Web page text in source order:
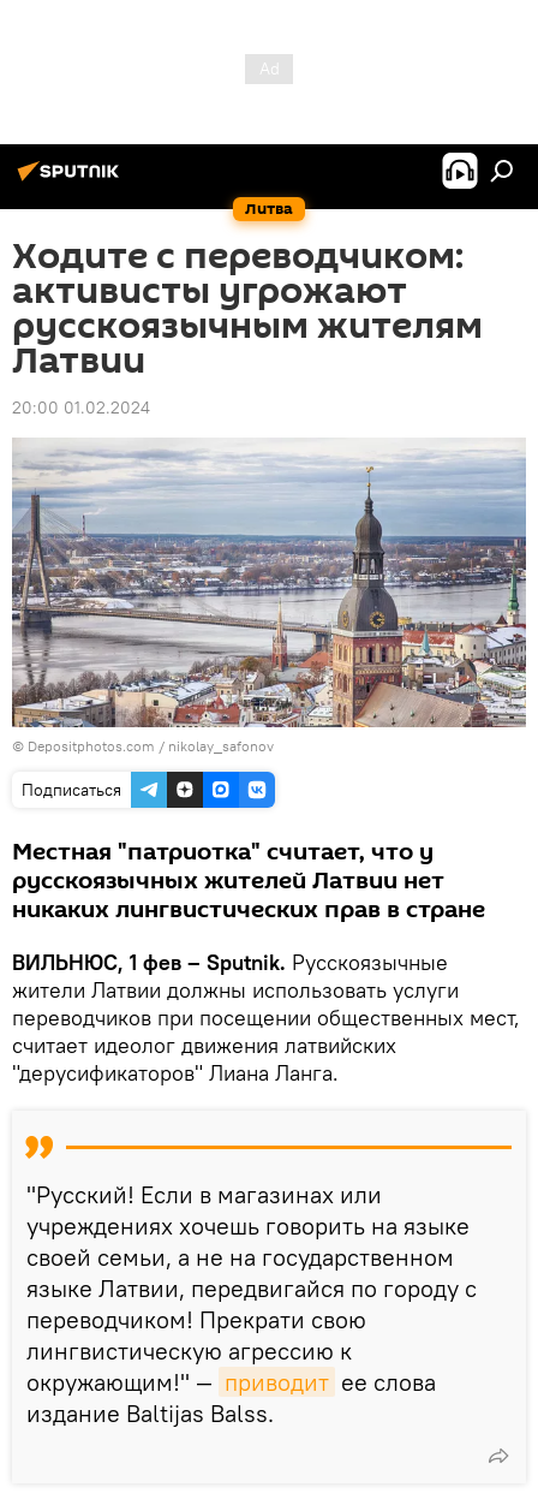
Литва
Ходите с переводчиком:
активисты угрожают
русскоязычным жителям
Латвии
20:00 01.02.2024
© Depositphotos.com / nikolay_safonov
Подписаться
Местная "патриотка" считает, что у
русскоязычных жителей Латвии нет
никаких лингвистических прав в стране
ВИЛЬНЮС, 1 фев – Sputnik. Русскоязычные
жители Латвии должны использовать услуги
переводчиков при посещении общественных мест,
считает идеолог движения латвийских
"дерусификаторов" Лиана Ланга.
"Русский! Если в магазинах или
учреждениях хочешь говорить на языке
своей семьи, а не на государственном
языке Латвии, передвигайся по городу с
переводчиком! Прекрати свою
лингвистическую агрессию к
окружающим!" — приводит ее слова
издание Baltijas Balss.